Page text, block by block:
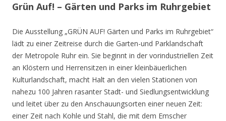
Grün Auf! – Gärten und Parks im Ruhrgebiet
Die Ausstellung „GRÜN AUF! Gärten und Parks im Ruhrgebiet“
lädt zu einer Zeitreise durch die Garten-und Parklandschaft
der Metropole Ruhr ein. Sie beginnt in der vorindustriellen Zeit
an Klöstern und Herrensitzen in einer kleinbäuerlichen
Kulturlandschaft, macht Halt an den vielen Stationen von
nahezu 100 Jahren rasanter Stadt- und Siedlungsentwicklung
und leitet über zu den Anschauungsorten einer neuen Zeit:
einer Zeit nach Kohle und Stahl, die mit dem Emscher